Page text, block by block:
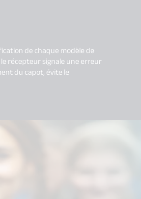
de chaque modèle de
récepteur signale une erreur
du capot, évite le